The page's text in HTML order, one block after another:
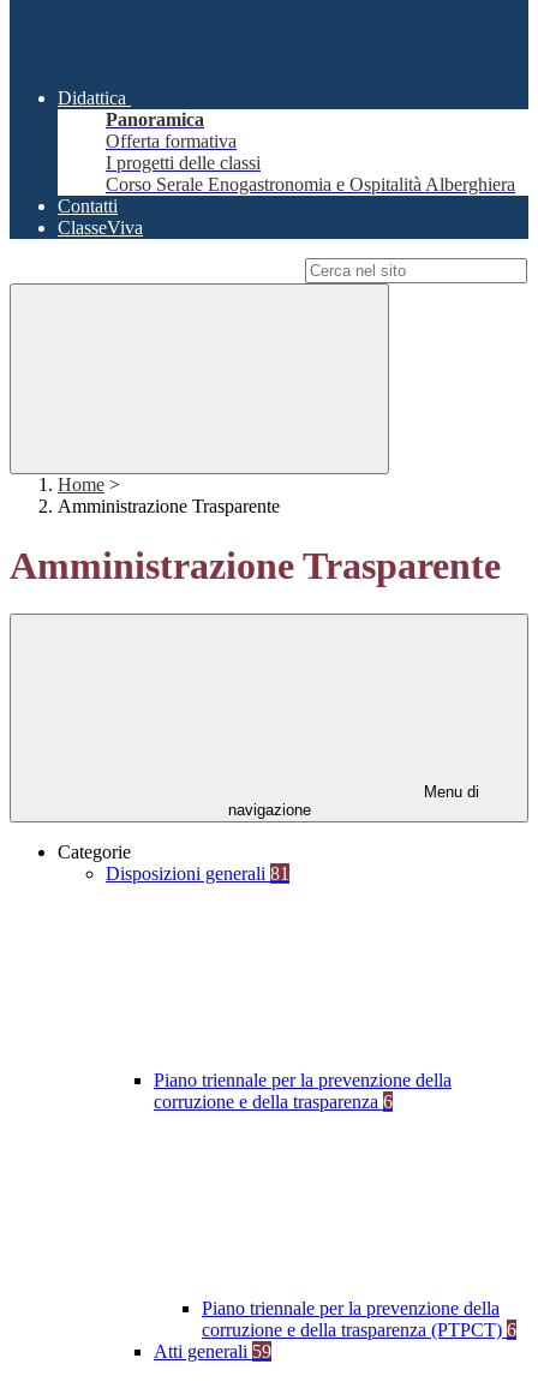
Didattica
Panoramica
Offerta formativa
I progetti delle classi
Corso Serale Enogastronomia e Ospitalità Alberghiera
Contatti
ClasseViva
Home >
Amministrazione Trasparente
Amministrazione Trasparente
Menu di
navigazione
Categorie
Disposizioni generali 81
Piano triennale per la prevenzione della
corruzione e della trasparenza 6
Piano triennale per la prevenzione della
corruzione e della trasparenza (PTPCT) 6
Atti generali 59